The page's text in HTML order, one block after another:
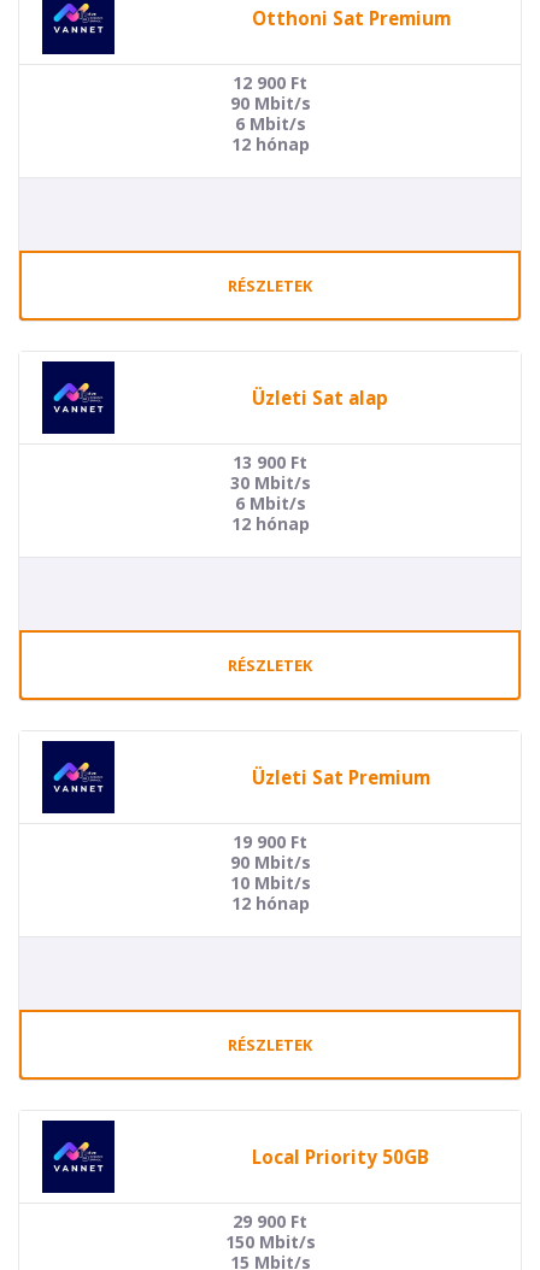
Otthoni Sat Premium
12 900 Ft
90 Mbit/s
6 Mbit/s
12 hónap
RÉSZLETEK
Üzleti Sat alap
13 900 Ft
30 Mbit/s
6 Mbit/s
12 hónap
RÉSZLETEK
Üzleti Sat Premium
19 900 Ft
90 Mbit/s
10 Mbit/s
12 hónap
RÉSZLETEK
Local Priority 50GB
29 900 Ft
150 Mbit/s
15 Mbit/s